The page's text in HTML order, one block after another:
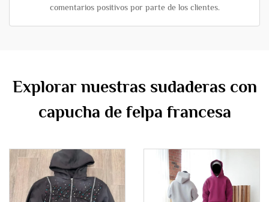
comentarios positivos por parte de los clientes.
Explorar nuestras sudaderas con
capucha de felpa francesa